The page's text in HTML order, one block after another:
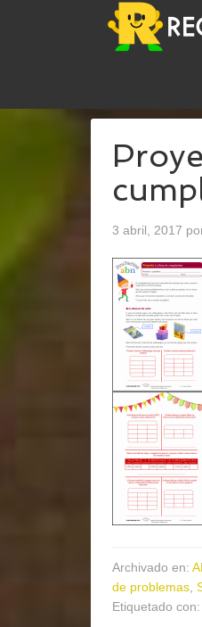
3 abril, 2017
Archivado en:
de problemas,
Etiquetado con: